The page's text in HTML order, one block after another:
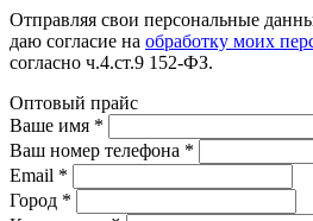
Отправляя свои персональные
даю согласие на обработку моих
согласно ч.4.ст.9 152-ФЗ.
Оптовый прайс
Ваше имя *
Ваш номер телефона *
Email *
Город *